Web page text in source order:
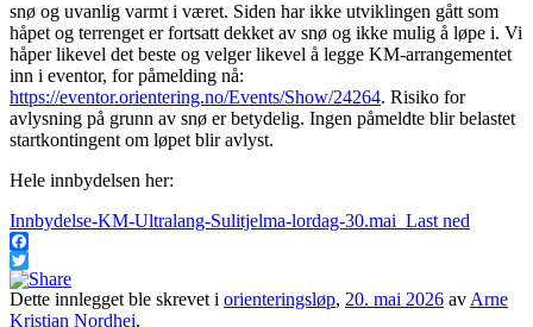
snø og uvanlig varmt i været. Siden har ikke utviklingen gått som
håpet og terrenget er fortsatt dekket av snø og ikke mulig å løpe i. Vi
håper likevel det beste og velger likevel å legge KM-arrangementet
inn i eventor, for påmelding nå:
https://eventor.orientering.no/Events/Show/24264. Risiko for
avlysning på grunn av snø er betydelig. Ingen påmeldte blir belastet
startkontingent om løpet blir avlyst.
Hele innbydelsen her:
Innbydelse-KM-Ultralang-Sulitjelma-lordag-30.mai_ Last ned
Facebook
Twitter
Dette innlegget ble skrevet i orienteringsløp, 20. mai 2026 av Arne
Kristian Nordhei.